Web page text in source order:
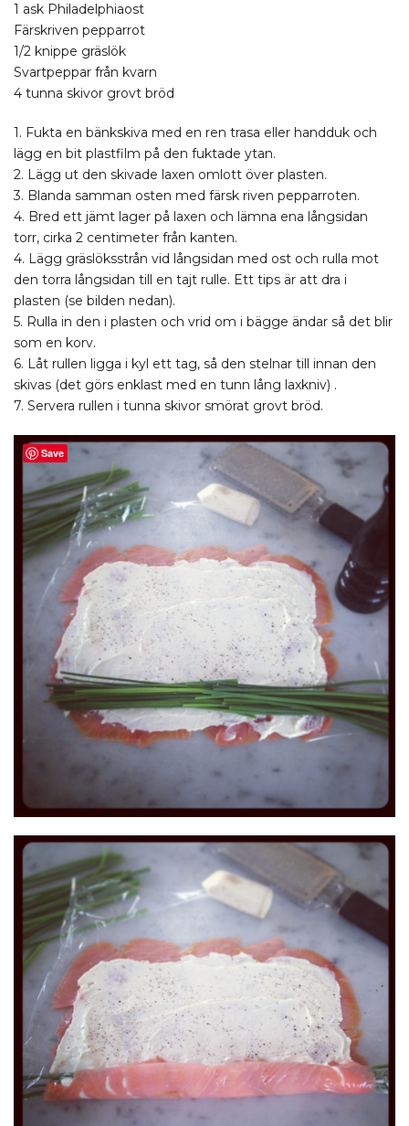
1 ask Philadelphiaost
Färskriven pepparrot
1/2 knippe gräslök
Svartpeppar från kvarn
4 tunna skivor grovt bröd
1. Fukta en bänkskiva med en ren trasa eller handduk och
lägg en bit plastfilm på den fuktade ytan.
2. Lägg ut den skivade laxen omlott över plasten.
3. Blanda samman osten med färsk riven pepparroten.
4. Bred ett jämt lager på laxen och lämna ena långsidan
torr, cirka 2 centimeter från kanten.
4. Lägg gräslöksstrån vid långsidan med ost och rulla mot
den torra långsidan till en tajt rulle. Ett tips är att dra i
plasten (se bilden nedan).
5. Rulla in den i plasten och vrid om i bägge ändar så det blir
som en korv.
6. Låt rullen ligga i kyl ett tag, så den stelnar till innan den
skivas (det görs enklast med en tunn lång laxkniv) .
7. Servera rullen i tunna skivor smörat grovt bröd.
Save